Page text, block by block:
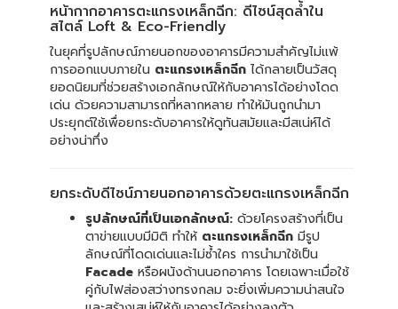
หน้ากากอาคารตะแกรงเหล็กฉีก: ดีไซน์สุดล้ำใน
สไตล์ Loft & Eco-Friendly
ในยุคที่รูปลักษณ์ภายนอกของอาคารมีความสำคัญไม่แพ้
การออกแบบภายใน ตะแกรงเหล็กฉีก ได้กลายเป็นวัสดุ
ยอดนิยมที่ช่วยสร้างเอกลักษณ์ให้กับอาคารได้อย่างโดด
เด่น ด้วยความสามารถที่หลากหลาย ทำให้มันถูกนำมา
ประยุกต์ใช้เพื่อยกระดับอาคารให้ดูทันสมัยและมีสเน่ห์ได้
อย่างน่าทึ่ง
ยกระดับดีไซน์ภายนอกอาคารด้วยตะแกรงเหล็กฉีก
รูปลักษณ์ที่เป็นเอกลักษณ์: ด้วยโครงสร้างที่เป็น
ตาข่ายแบบมีมิติ ทำให้ ตะแกรงเหล็กฉีก มีรูป
ลักษณ์ที่โดดเด่นและไม่ซ้ำใคร การนำมาใช้เป็น
Facade หรือผนังด้านนอกอาคาร โดยเฉพาะเมื่อใช้
คู่กับไฟส่องสว่างทรงกลม จะยิ่งเพิ่มความน่าสนใจ